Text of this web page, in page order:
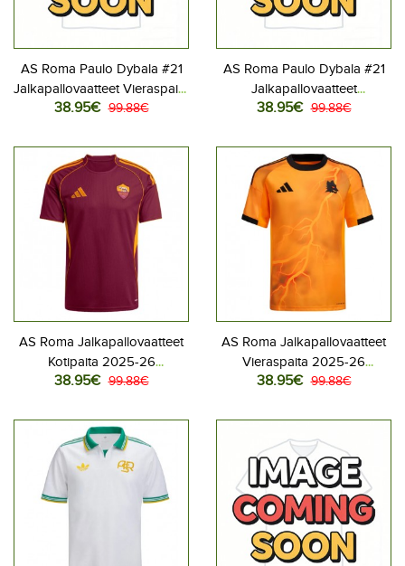
AS Roma Paulo Dybala #21
Jalkapallovaatteet Vieraspaita
2026-27 Lyhythihainen
38.95€ 99.88€
AS Roma Paulo Dybala #21
Jalkapallovaatteet
Kolmaspaita 2026-27
38.95€ 99.88€
AS Roma Jalkapallovaatteet
Kotipaita 2025-26
Lyhythihainen
38.95€ 99.88€
AS Roma Jalkapallovaatteet
Vieraspaita 2025-26
Lyhythihainen
38.95€ 99.88€